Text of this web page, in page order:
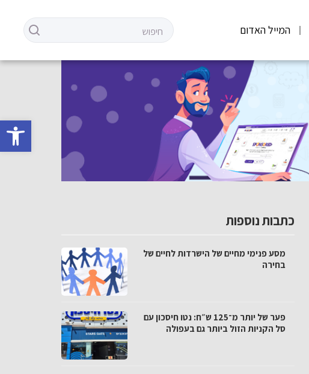
פתח
המייל האדום
כתבות נוספות
מסע פנימי מחיים של הישרדות לחיים של
בחירה
פער של יותר מ־125 ש״ח: נטו חיסכון עם
סל הקניות הזול ביותר גם בעפולה